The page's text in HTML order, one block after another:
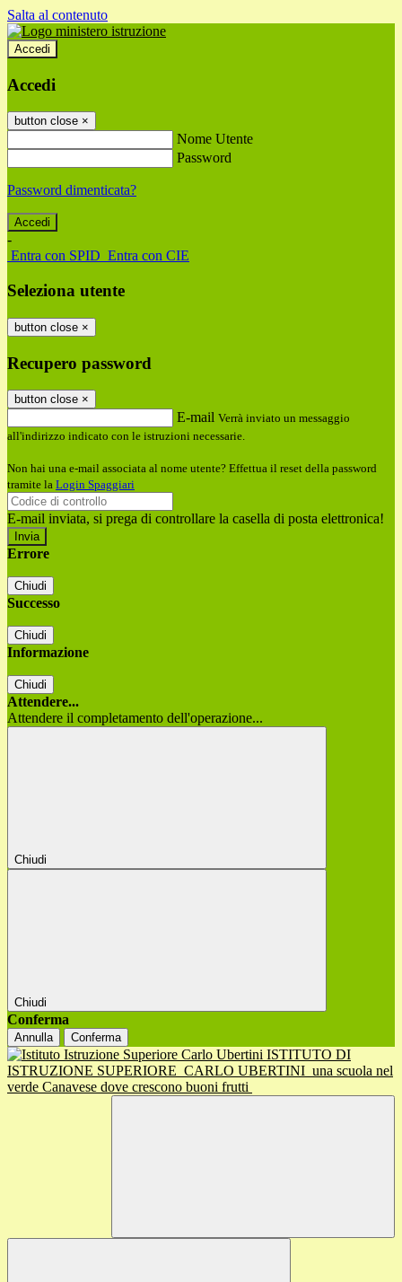
Salta al contenuto
Accedi
Accedi
button close ×
Nome Utente
Password
Password dimenticata?
-
Entra con SPID Entra con CIE
Seleziona utente
button close ×
Recupero password
button close ×
E-mail Verrà inviato un messaggio
all'indirizzo indicato con le istruzioni necessarie.
Non hai una e-mail associata al nome utente? Effettua il reset della password
tramite la Login Spaggiari
E-mail inviata, si prega di controllare la casella di posta elettronica!
Errore
Chiudi
Successo
Chiudi
Informazione
Chiudi
Attendere...
Attendere il completamento dell'operazione...
Chiudi
Chiudi
Conferma
Annulla Conferma
ISTITUTO DI
ISTRUZIONE SUPERIORE CARLO UBERTINI una scuola nel
verde Canavese dove crescono buoni frutti